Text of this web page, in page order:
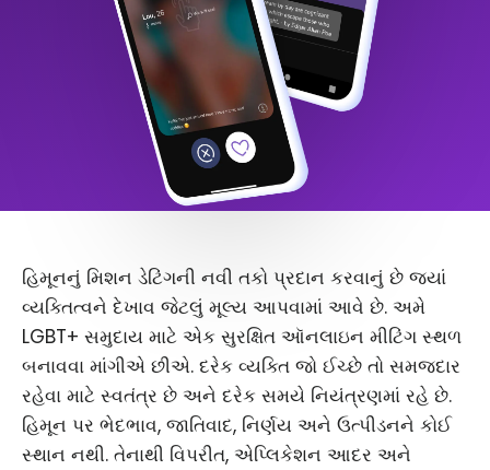
હિમૂનનું મિશન ડેટિંગની નવી તકો પ્રદાન કરવાનું છે જ્યાં
વ્યક્તિત્વને દેખાવ જેટલું મૂલ્ય આપવામાં આવે છે. અમે
LGBT+ સમુદાય માટે એક સુરક્ષિત ઑનલાઇન મીટિંગ સ્થળ
બનાવવા માંગીએ છીએ. દરેક વ્યક્તિ જો ઈચ્છે તો સમજદાર
રહેવા માટે સ્વતંત્ર છે અને દરેક સમયે નિયંત્રણમાં રહે છે.
હિમૂન પર ભેદભાવ, જાતિવાદ, નિર્ણય અને ઉત્પીડનને કોઈ
સ્થાન નથી. તેનાથી વિપરીત, એપ્લિકેશન આદર અને